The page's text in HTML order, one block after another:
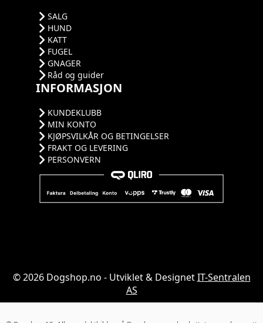
SALG
HUND
KATT
FUGEL
GNAGER
Råd og guider
INFORMASJON
KUNDEKLUBB
MIN KONTO
KJØPSVILKÅR OG BETINGELSER
FRAKT OG LEVERING
PERSONVERN
© 2026 Dogshop.no - Utviklet & DesignetIT-Sentralen
AS